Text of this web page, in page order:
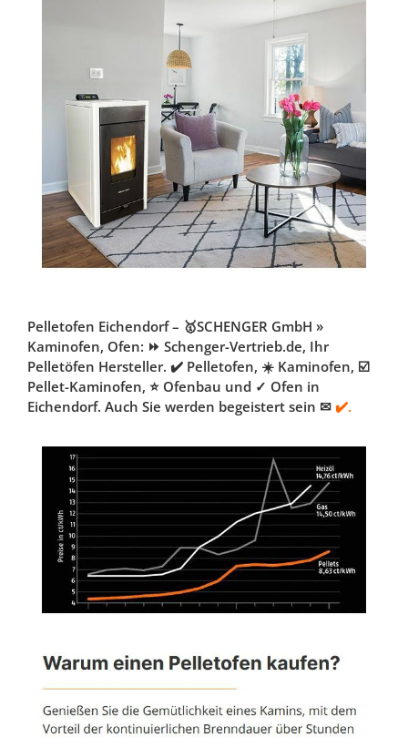
Pelletofen Eichendorf – 🥇SCHENGER GmbH »
Kaminofen, Ofen: ⏩ Schenger-Vertrieb.de, Ihr
Pelletöfen Hersteller. ✔️ Pelletofen, ☀️ Kaminofen, ☑️
Pellet-Kaminofen, ⭐ Ofenbau und ✓ Ofen in
Eichendorf. Auch Sie werden begeistert sein ✉ ✔️.